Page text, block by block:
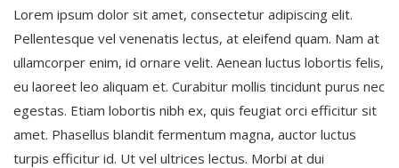
Lorem ipsum dolor sit amet, consectetur adipiscing elit.
Pellentesque vel venenatis lectus, at eleifend quam. Nam at
ullamcorper enim, id ornare velit. Aenean luctus lobortis felis,
eu laoreet leo aliquam et. Curabitur mollis tincidunt purus nec
egestas. Etiam lobortis nibh ex, quis feugiat orci efficitur sit
amet. Phasellus blandit fermentum magna, auctor luctus
turpis efficitur id. Ut vel ultrices lectus. Morbi at dui